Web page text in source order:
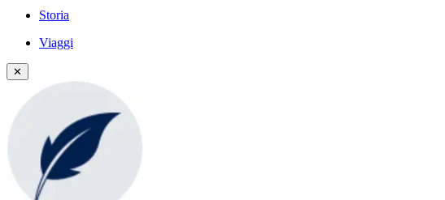
Storia
Viaggi
✕